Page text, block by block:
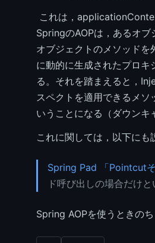
これは，
SpringのAOPは，あるオ
オブジェクトのメソッド
に動的に生成されたプロ
る。それを踏まえると，
スペクトを適用できるメ
いうことになる（ダウンキ
これに関しては，以下にも
Spring Pad 「Pointcutそ
ド呼び出しの場合だけと
Spring AOPを使うときの